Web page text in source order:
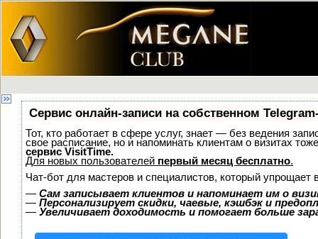
Сервис онлайн-записи на собственном
Тот, кто работает в сфере услуг, знает — без ведения
свое расписание, но и напоминать клиентам о визитах
сервис VisitTime.
Для новых пользователей первый месяц бесплатно.
Чат-бот для мастеров и специалистов, который упрощает
— Сам записывает клиентов и напоминает им о
— Персонализирует скидки, чаевые, кэшбэк и
— Увеличивает доходимость и помогает больше